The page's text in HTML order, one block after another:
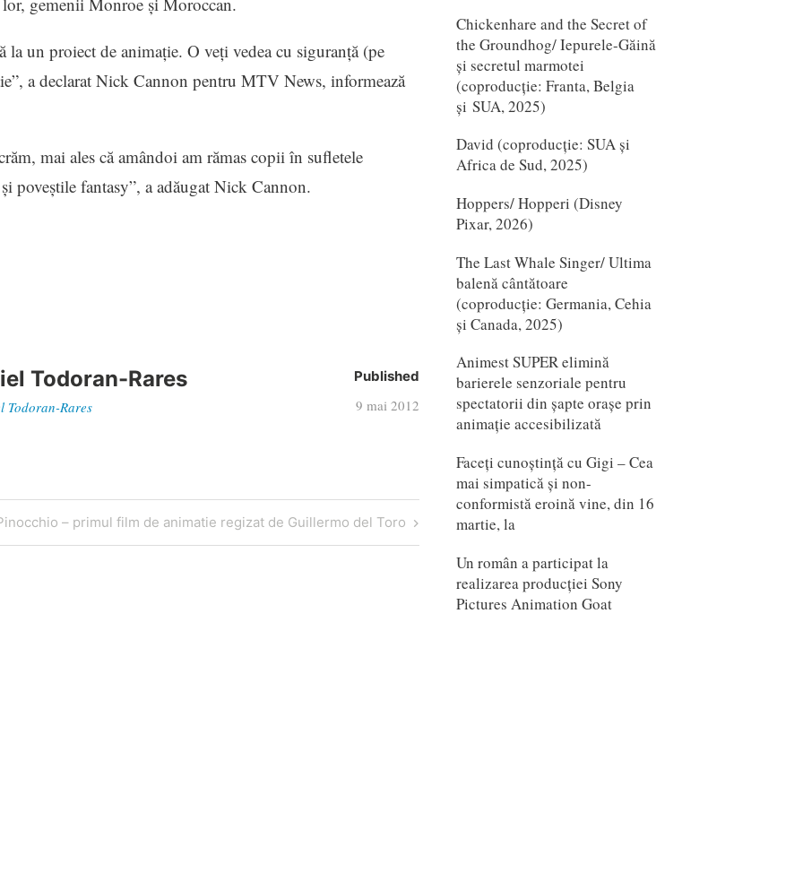
la un proiect de animaţie. O veţi vedea cu siguranţă (pe
a declarat Nick Cannon pentru MTV News, informează
mai ales că amândoi am rămas copii în sufletele
poveştile fantasy”, a adăugat Nick Cannon.
Todoran-Rares
Todoran-Rares
Published
9 mai 2012
– primul film de animatie regizat de Guillermo del Toro
Chickenhare and the Secret of
the Groundhog/ Iepurele-Găină
și secretul marmotei
(coproducție: Franta, Belgia
și SUA, 2025)
David (coproducție: SUA și
Africa de Sud, 2025)
Hoppers/ Hopperi (Disney
Pixar, 2026)
The Last Whale Singer/ Ultima
balenă cântătoare
(coproducție: Germania, Cehia
și Canada, 2025)
Animest SUPER elimină
barierele senzoriale pentru
spectatorii din șapte orașe prin
animație accesibilizată
Faceți cunoștință cu Gigi – Cea
mai simpatică și non-
conformistă eroină vine, din 16
martie, la
Un român a participat la
realizarea producției Sony
Pictures Animation Goat